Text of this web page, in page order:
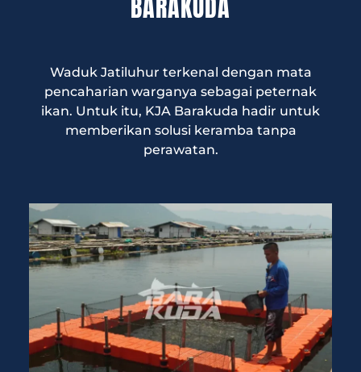
BARAKUDA
Waduk Jatiluhur terkenal dengan mata
pencaharian warganya sebagai peternak
ikan. Untuk itu, KJA Barakuda hadir untuk
memberikan solusi keramba tanpa
perawatan.